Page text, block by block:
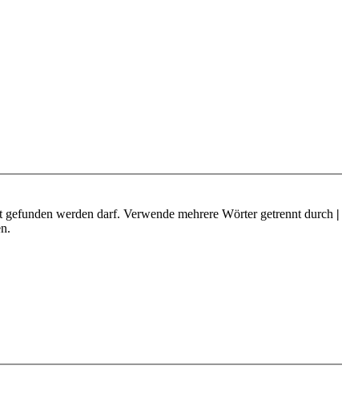
werden darf. Verwende mehrere Wörter getrennt durch |